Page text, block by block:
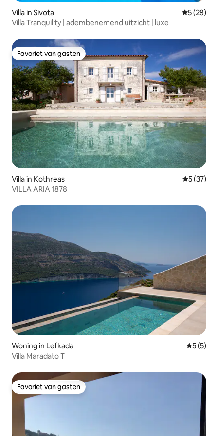
Villa in Sivota
5 (28)
Villa Tranquility | adembenemend uitzicht | luxe
Favoriet van gasten
Favoriet van gasten
Villa in Kothreas
5 (37)
VILLA ARIA 1878
Woning in Lefkada
5 (5)
Villa Maradato T
Favoriet van gasten
Favoriet van gasten